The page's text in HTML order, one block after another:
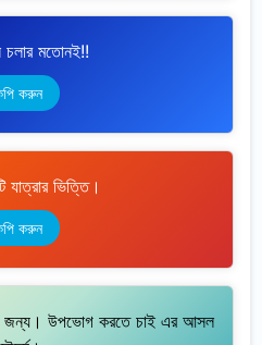
চলার মতোনই!!
করুন
যাত্রার ভিত্তি।
করুন
জন্য। উপভোগ করতে চাই এর আসল